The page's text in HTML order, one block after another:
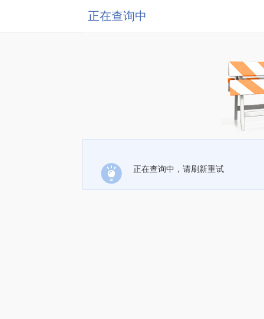
正在查询中
正在查询中，请刷新重试